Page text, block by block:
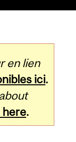
en lien
ici.
here.